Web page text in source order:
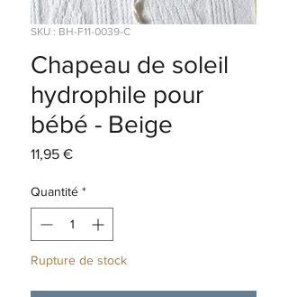
SKU : BH-F11-0039-C
Chapeau de soleil
hydrophile pour
bébé - Beige
11,95 €Prix
Quantité *
Rupture de stock